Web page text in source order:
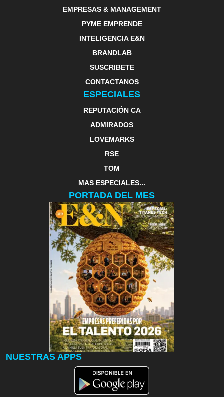
EMPRESAS & MANAGEMENT
PYME EMPRENDE
INTELIGENCIA E&N
BRANDLAB
SUSCRIBETE
CONTACTANOS
ESPECIALES
REPUTACIÓN CA
ADMIRADOS
LOVEMARKS
RSE
TOM
MAS ESPECIALES...
PORTADA DEL MES
NUESTRAS APPS